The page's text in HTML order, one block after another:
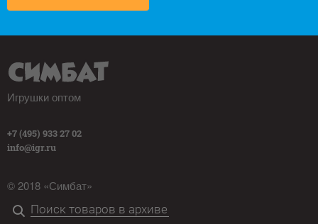
Игрушки оптом
+7 (495) 933 27 02
info@igr.ru
© 2018 «Симбат»